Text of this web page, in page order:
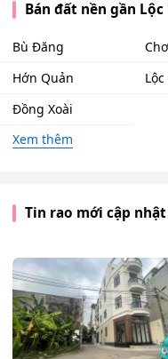
Bán đất nền gần
Bù Đăng
Hớn Quản
Đồng Xoài
Xem thêm
Tin rao mới cập nhật